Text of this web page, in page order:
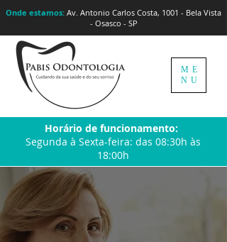
Horário de funcionamento:
Segunda à Sexta-feira: das 08:30h às
18:00h
Onde estamos: Av. Antonio Carlos Costa, 1001 - Bela Vista
- Osasco - SP
ME
NU